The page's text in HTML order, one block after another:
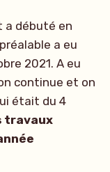
a débuté en
a eu
2021. A eu
continue et on
était du 4
travaux